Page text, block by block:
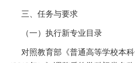
三、任务与要求
（一）执行新专业目录
对照教育部《普通高等学校本